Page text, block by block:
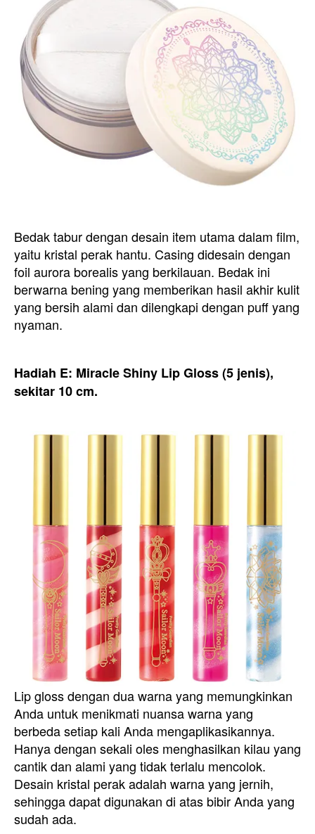
Bedak tabur dengan desain item utama dalam film,
yaitu kristal perak hantu. Casing didesain dengan
foil aurora borealis yang berkilauan. Bedak ini
berwarna bening yang memberikan hasil akhir kulit
yang bersih alami dan dilengkapi dengan puff yang
nyaman.
Hadiah E: Miracle Shiny Lip Gloss (5 jenis),
sekitar 10 cm.
Lip gloss dengan dua warna yang memungkinkan
Anda untuk menikmati nuansa warna yang
berbeda setiap kali Anda mengaplikasikannya.
Hanya dengan sekali oles menghasilkan kilau yang
cantik dan alami yang tidak terlalu mencolok.
Desain kristal perak adalah warna yang jernih,
sehingga dapat digunakan di atas bibir Anda yang
sudah ada.